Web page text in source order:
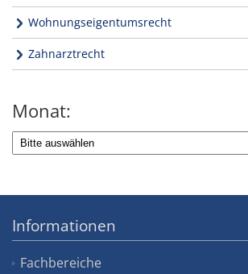
Wohnungseigentumsrecht
Zahnarztrecht
Monat:
Informationen
Fachbereiche